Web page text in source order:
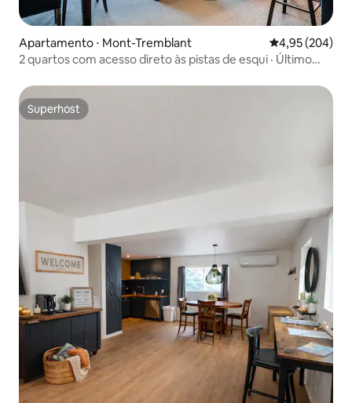
Apartamento ⋅ Mont-Tremblant 4,95 de uma
4,95 (204)
2 quartos com acesso direto às pistas de esqui · Último
Superhost
Superhost